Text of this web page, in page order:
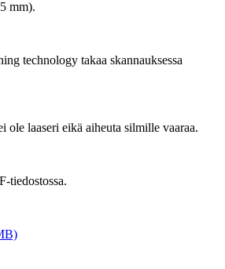
mm).
technology takaa skannauksessa
ole laaseri eikä aiheuta silmille vaaraa.
tiedostossa.